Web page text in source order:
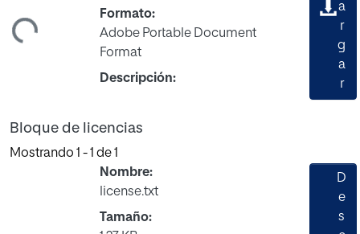
Formato:
Adobe Portable Document
Format
Descripción:
a
r
g
a
r
Bloque de licencias
Mostrando 1 - 1 de 1
Nombre:
license.txt
Tamaño:
D
e
s